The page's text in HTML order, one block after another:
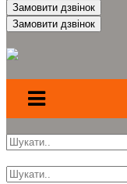
Замовити дзвінок